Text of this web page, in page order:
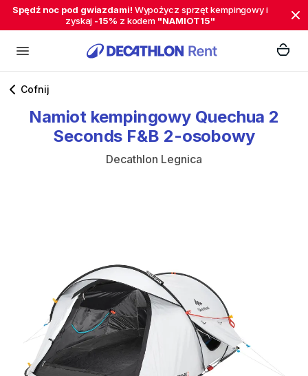
Spędź noc pod gwiazdami! Wypożycz sprzęt kempingowy i
zyskaj -15% z kodem "NAMIOT15"
Cofnij
Namiot kempingowy Quechua 2
Seconds F&B 2-osobowy
Decathlon Legnica